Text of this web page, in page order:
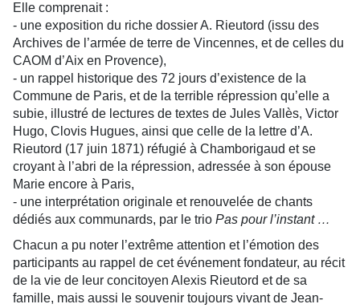
Elle comprenait :
- une exposition du riche dossier A. Rieutord (issu des
Archives de l’armée de terre de Vincennes, et de celles du
CAOM d’Aix en Provence),
- un rappel historique des 72 jours d’existence de la
Commune de Paris, et de la terrible répression qu’elle a
subie, illustré de lectures de textes de Jules Vallès, Victor
Hugo, Clovis Hugues, ainsi que celle de la lettre d’A.
Rieutord (17 juin 1871) réfugié à Chamborigaud et se
croyant à l’abri de la répression, adressée à son épouse
Marie encore à Paris,
- une interprétation originale et renouvelée de chants
dédiés aux communards, par le trio Pas pour l’instant …
Chacun a pu noter l’extrême attention et l’émotion des
participants au rappel de cet événement fondateur, au récit
de la vie de leur concitoyen Alexis Rieutord et de sa
famille, mais aussi le souvenir toujours vivant de Jean-